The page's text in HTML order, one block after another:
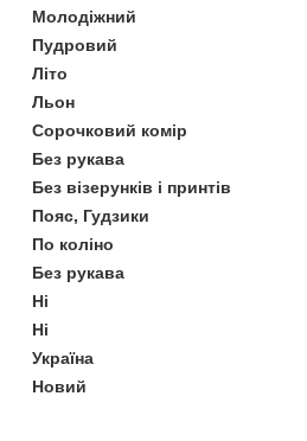
Молодіжний
Пудровий
Літо
Льон
Сорочковий комір
Без рукава
Без візерунків і принтів
Пояс, Гудзики
По коліно
Без рукава
Ні
Ні
Україна
Новий